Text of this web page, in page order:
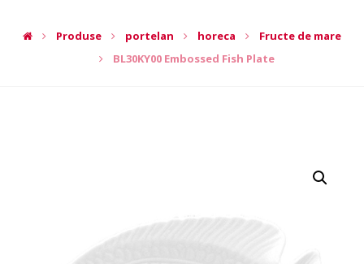
Produse portelan horeca
Fructe de mare
BL30KY00 Embossed Fish Plate